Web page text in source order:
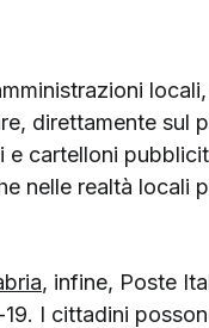
direttamente sul
cartelloni
nelle realtà locali
, infine, Poste
I cittadini